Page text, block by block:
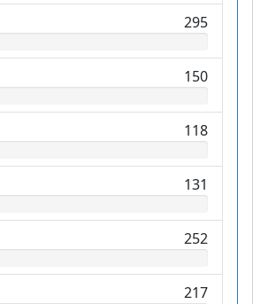
295
150
118
131
252
217